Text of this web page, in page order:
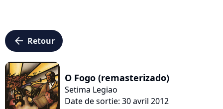
arrow_left Retour
O Fogo (remasterizado)
Setima Legiao
Date de sortie: 30 avril 2012